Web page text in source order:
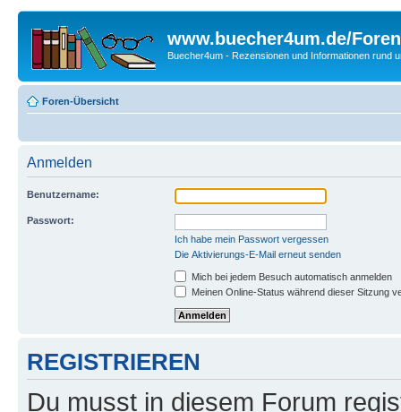
www.buecher4um.de/Foren
Buecher4um - Rezensionen und Informationen rund
Foren-Übersicht
Anmelden
Benutzername:
Passwort:
Ich habe mein Passwort vergessen
Die Aktivierungs-E-Mail erneut senden
Mich bei jedem Besuch automatisch anmelden
Meinen Online-Status während dieser Sitzung
REGISTRIEREN
Du musst in diesem Forum